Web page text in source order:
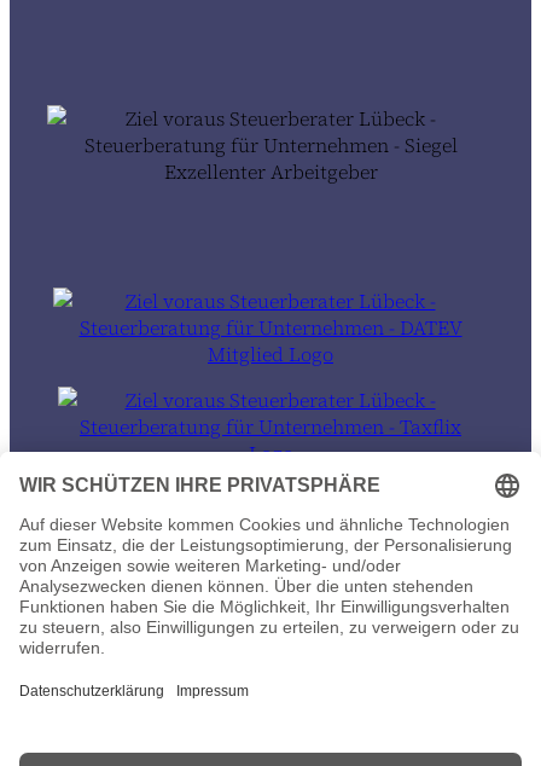
© 2026 Ziel voraus Steuerberater in Lübeck und auch 100% remote
Datenschutz